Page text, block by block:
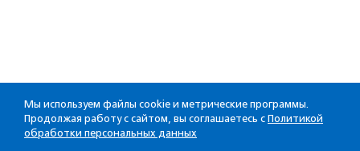
Мы используем файлы cookie и метрические программы.
Продолжая работу с сайтом, вы соглашаетесь с Политикой
обработки персональных данных